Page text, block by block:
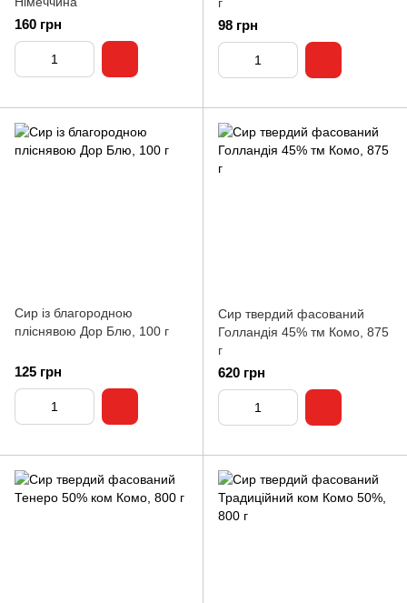
160 грн 98 грн
Сир із благородною
пліснявою Дор Блю, 100 г
125 грн
Сир твердий фасований
Голландія 45% тм Комо, 875
г
620 грн